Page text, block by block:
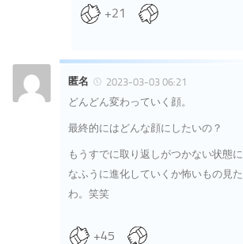
+21
匿名
2023-03-03 06:21
どんどん変わっていく顔。
最終的にはどんな顔にしたいの？
もうすでに取り返しがつかない状態
なふうに進化していくか怖いもの見
わ。笑笑
+45